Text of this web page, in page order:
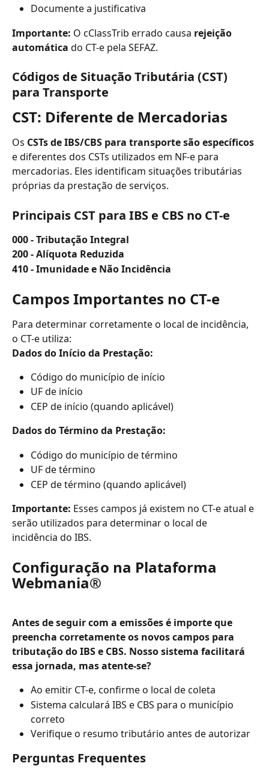
Documente a justificativa
Importante: O cClassTrib errado causa rejeição
automática do CT-e pela SEFAZ.
Códigos de Situação Tributária (CST)
para Transporte
CST: Diferente de Mercadorias
Os CSTs de IBS/CBS para transporte são específicos
e diferentes dos CSTs utilizados em NF-e para
mercadorias. Eles identificam situações tributárias
próprias da prestação de serviços.
Principais CST para IBS e CBS no CT-e
000 - Tributação Integral
200 - Alíquota Reduzida
410 - Imunidade e Não Incidência
Campos Importantes no CT-e
Para determinar corretamente o local de incidência,
o CT-e utiliza:
Dados do Início da Prestação:
Código do município de início
UF de início
CEP de início (quando aplicável)
Dados do Término da Prestação:
Código do município de término
UF de término
CEP de término (quando aplicável)
Importante: Esses campos já existem no CT-e atual e
serão utilizados para determinar o local de
incidência do IBS.
Configuração na Plataforma
Webmania®
Antes de seguir com a emissões é importe que
preencha corretamente os novos campos para
tributação do IBS e CBS. Nosso sistema facilitará
essa jornada, mas atente-se?
Ao emitir CT-e, confirme o local de coleta
Sistema calculará IBS e CBS para o município
correto
Verifique o resumo tributário antes de autorizar
Perguntas Frequentes